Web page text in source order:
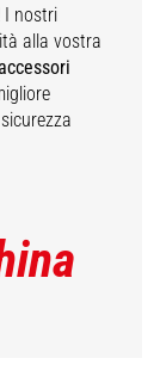
I nostri
alla vostra